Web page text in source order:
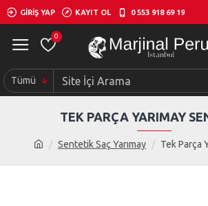
GIRIŞ YAP KAYIT OL 0 553 918 69 19
0
Tümü
Sentetik Saç Yarımay Tek Parça
TEK PARÇA YARIMAY